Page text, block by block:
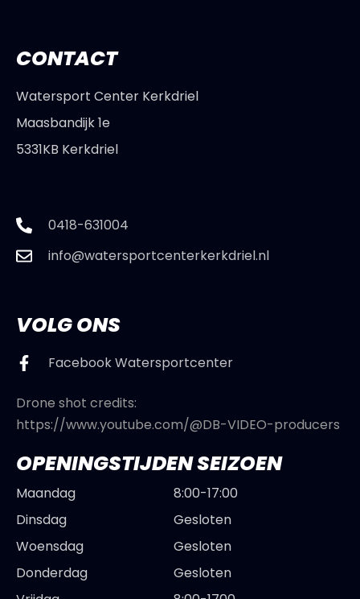
CONTACT
Watersport Center Kerkdriel
Maasbandijk 1e
5331KB Kerkdriel
0418-631004
info@watersportcenterkerkdriel.nl
VOLG ONS
Facebook Watersportcenter
Drone shot credits:
https://www.youtube.com/@DB-VIDEO-producers
OPENINGSTIJDEN SEIZOEN
Maandag
Dinsdag
Woensdag
Donderdag
8:00-17:00
Gesloten
Gesloten
Gesloten